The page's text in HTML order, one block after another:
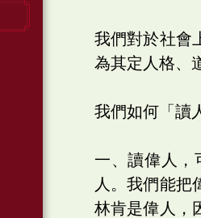
我們對於社會
為其定人格、
我們如何「讀
一、讀偉人，
人。我們能把
林肯是偉人，